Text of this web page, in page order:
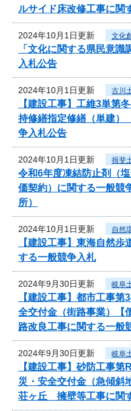
ルサイド床改修工事に関
2024年10月1日更新 文化
「文化に関する県民意
入札公告
2024年10月1日更新 古川
【建設工事】工維3単
持修繕指定修繕（単建）
争入札公告
2024年10月1日更新 揖斐
令和6年度凍結防止剤（
価契約）に関する一般競
所）
2024年10月1日更新 自然
【建設工事】東海自然
する一般競争入札
2024年9月30日更新 岐阜
【建設工事】都市工事
全交付金（街路事業）
路改良工事に関する一般
2024年9月30日更新 岐阜
【建設工事】砂防工事
災・安全交付金（急傾斜
荘ヶ丘 擁壁等工事に関